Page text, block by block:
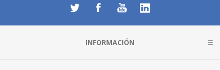
INFORMACIÓN